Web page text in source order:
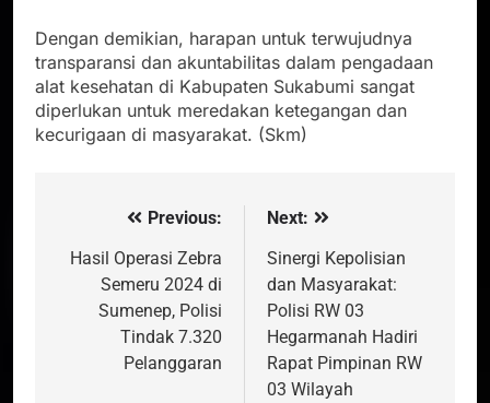
Dengan demikian, harapan untuk terwujudnya
transparansi dan akuntabilitas dalam pengadaan
alat kesehatan di Kabupaten Sukabumi sangat
diperlukan untuk meredakan ketegangan dan
kecurigaan di masyarakat. (Skm)
Navigasi
pos
Previous:
Hasil Operasi Zebra
Semeru 2024 di
Sumenep, Polisi
Tindak 7.320
Pelanggaran
Next:
Sinergi Kepolisian
dan Masyarakat:
Polisi RW 03
Hegarmanah Hadiri
Rapat Pimpinan RW
03 Wilayah